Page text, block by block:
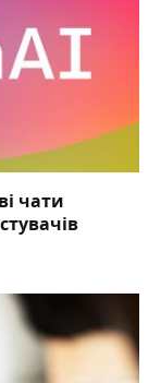
чати